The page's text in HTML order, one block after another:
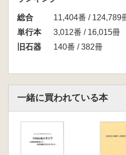
総合
11,404番 / 124,789
単行本
3,012番 / 16,015冊
旧石器
140番 / 382冊
一緒に買われている本